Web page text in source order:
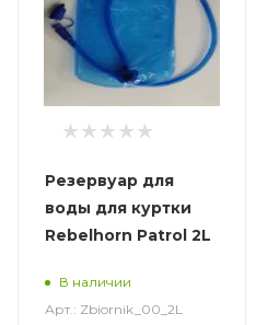
Резервуар для
воды для куртки
Rebelhorn Patrol 2L
В наличии
Арт.: Zbiornik_00_2L